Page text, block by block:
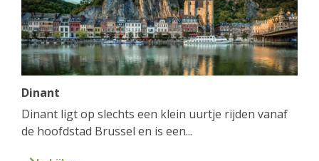
Dinant
Dinant ligt op slechts een klein uurtje rijden vanaf
de hoofdstad Brussel en is een...